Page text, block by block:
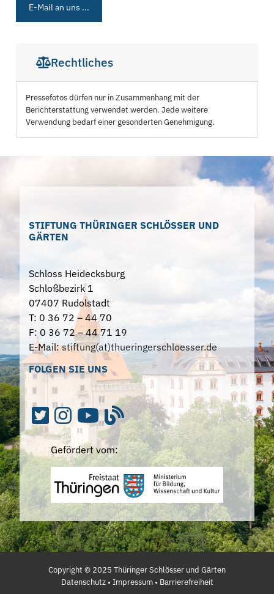
E-Mail an uns ...
Rechtliches
Pressefotos dürfen nur in Zusammenhang mit der
Berichterstattung verwendet werden. Jede weitere
Verwendung bedarf einer gesonderten Genehmigung.
STIFTUNG THÜRINGER SCHLÖSSER UND
GÄRTEN
Schloss Heidecksburg
Schloßbezirk 1
07407 Rudolstadt
T: 0 36 72 – 44 70
F: 0 36 72 – 44 71 19
E-Mail:stiftung(at)thueringerschloesser.de
FOLGEN SIE UNS
Gefördert vom:
Copyright © 2025 Thüringer Schlösser und Gärten
Datenschutz•Impressum• Barrierefreiheit